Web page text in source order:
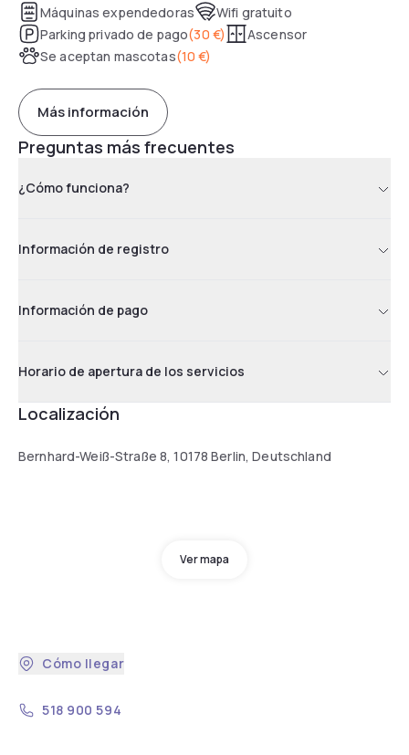
Máquinas expendedoras
Wifi gratuito
Parking privado de pago(30 €)
Ascensor
Se aceptan mascotas(10 €)
Más información
Preguntas más frecuentes
¿Cómo funciona?
Información de registro
Información de pago
Horario de apertura de los servicios
Localización
Bernhard-Weiß-Straße 8, 10178 Berlin, Deutschland
Ver mapa
Cómo llegar
518 900 594